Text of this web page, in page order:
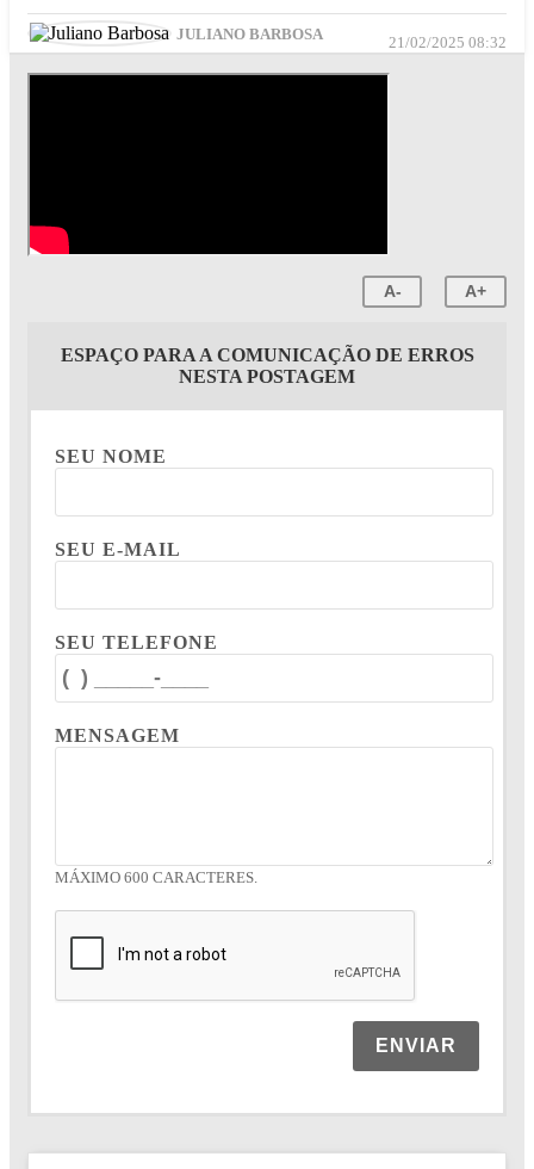
JULIANO BARBOSA 21/02/2025 08:32
A- A+
ESPAÇO PARA A COMUNICAÇÃO DE ERROS
NESTA POSTAGEM
SEU NOME
SEU E-MAIL
SEU TELEFONE
MENSAGEM
MÁXIMO 600 CARACTERES.
ENVIAR